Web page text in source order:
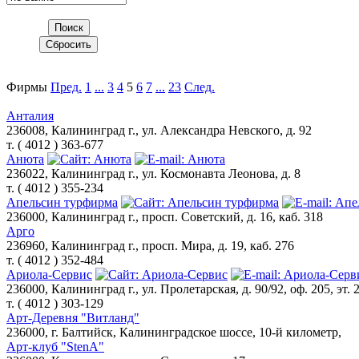
Фирмы Пред. 1 ... 3 4 5 6 7 ... 23 След.
Анталия
236008, Калининград г., ул. Александра Невского, д. 92
т. ( 4012 ) 363-677
Анюта
236022, Калининград г., ул. Космонавта Леонова, д. 8
т. ( 4012 ) 355-234
Апельсин турфирма
236000, Калининград г., просп. Советский, д. 16, каб. 318
Арго
236960, Калининград г., просп. Мира, д. 19, каб. 276
т. ( 4012 ) 352-484
Ариола-Сервис
236000, Калининград г., ул. Пролетарская, д. 90/92, оф. 205, эт. 2
т. ( 4012 ) 303-129
Арт-Деревня "Витланд"
236000, г. Балтийск, Калининградское шоссе, 10-й километр,
Арт-клуб "StenA"